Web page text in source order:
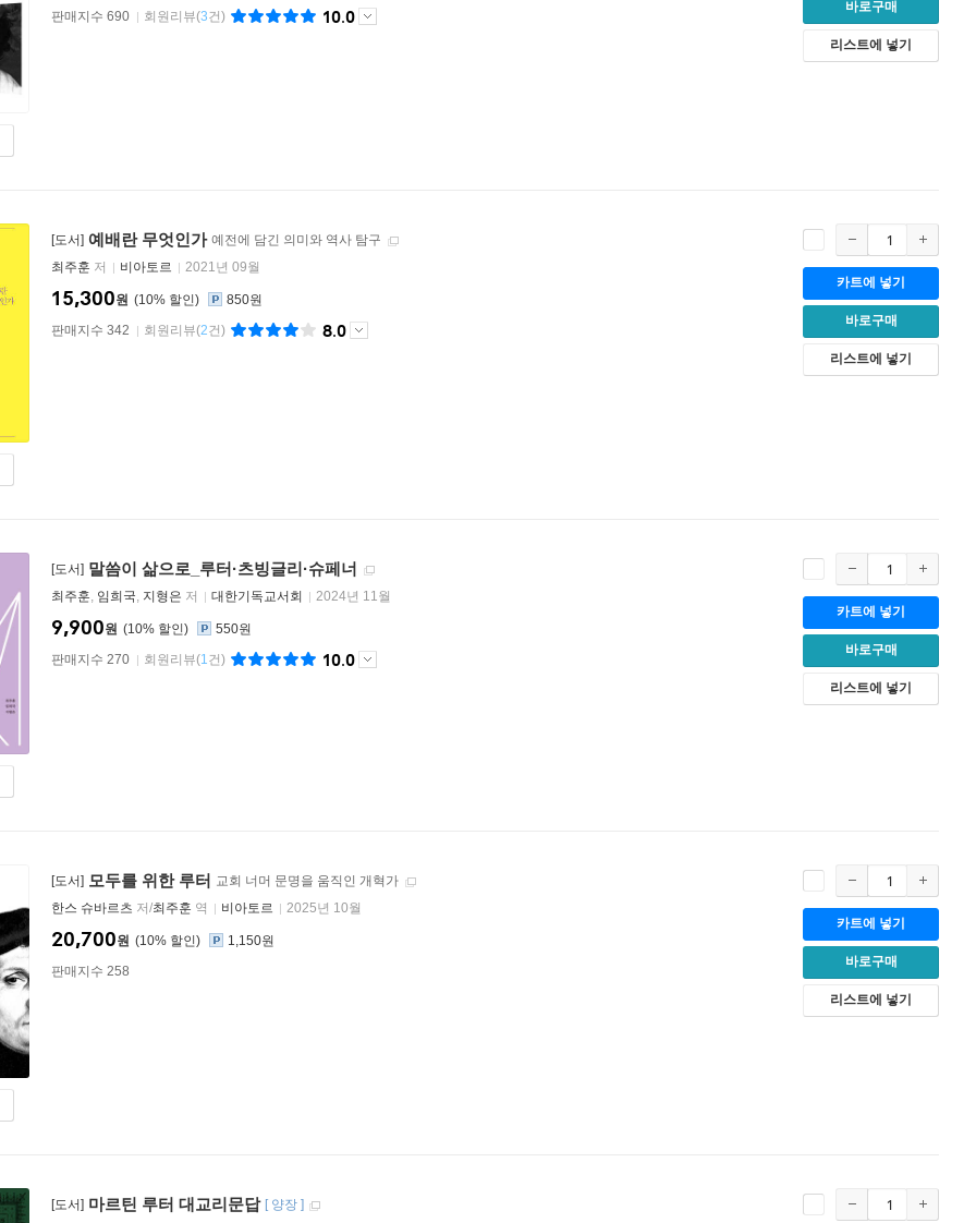
판매지수 690
회원리뷰(3건) 10.0
바로구매
리스트에 넣기
[도서] 예배란 무엇인가 예전에 담긴 의미와 역사 탐구
최주훈 저 비아토르 2021년 09월
10%
15,300원
850원
판매지수 342
회원리뷰(2건) 8.0
카트에 넣기
바로구매
리스트에 넣기
[도서] 말씀이 삶으로_루터·츠빙글리·슈페너
최주훈, 임희국, 지형은 저 대한기독교서회 2024년 11월
10%
9,900원
550원
판매지수 270
회원리뷰(1건) 10.0
카트에 넣기
바로구매
리스트에 넣기
[도서] 모두를 위한 루터 교회 너머 문명을 움직인 개혁가
한스 슈바르츠 저/최주훈 역 비아토르 2025년 10월
10%
20,700원
1,150원
판매지수 258
카트에 넣기
바로구매
리스트에 넣기
[도서] 마르틴 루터 대교리문답 [ 양장 ]